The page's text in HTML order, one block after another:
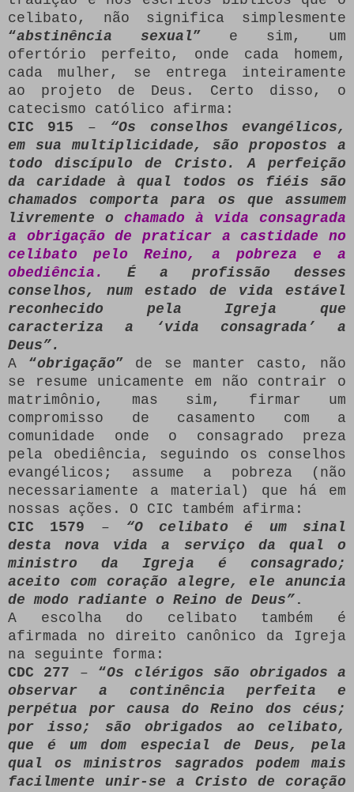
celibato, não significa simplesmente
“abstinência sexual” e sim, um
ofertório perfeito, onde cada homem,
cada mulher, se entrega inteiramente
ao projeto de Deus. Certo disso, o
catecismo católico afirma:
CIC 915 – “Os conselhos evangélicos,
em sua multiplicidade, são propostos a
todo discípulo de Cristo. A perfeição
da caridade à qual todos os fiéis são
chamados comporta para os que assumem
livremente o
chamado à vida consagrada
a obrigação de praticar a castidade no
celibato pelo Reino, a pobreza e a
obediência.
É a profissão desses
conselhos, num estado de vida estável
reconhecido pela Igreja que
caracteriza a ‘vida consagrada’ a
Deus”.
A “obrigação” de se manter casto, não
se resume unicamente em não contrair o
matrimônio, mas sim, firmar um
compromisso de casamento com a
comunidade onde o consagrado preza
pela obediência, seguindo os conselhos
evangélicos; assume a pobreza (não
necessariamente a material) que há em
nossas ações. O CIC também afirma:
CIC 1579 –
“O celibato é um sinal
desta nova vida a serviço da qual o
ministro da Igreja é consagrado;
aceito com coração alegre, ele anuncia
de modo radiante o Reino de Deus” .
A escolha do celibato também é
afirmada no direito canônico da Igreja
na seguinte forma:
CDC 277 – “Os clérigos são obrigados a
observar a continência perfeita e
perpétua por causa do Reino dos céus;
por isso; são obrigados ao celibato,
que é um dom especial de Deus, pela
qual os ministros sagrados podem mais
facilmente unir-se a Cristo de coração